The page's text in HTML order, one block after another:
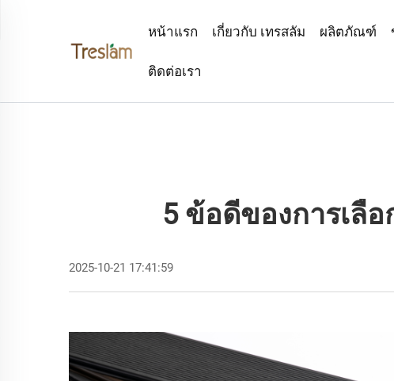
หน้าแรก เกี่ยวกับ เทรสลัม ผลิตภัณฑ์
ติดต่อเรา
5 ข้อดีของการเลื
2025-10-21 17:41:59